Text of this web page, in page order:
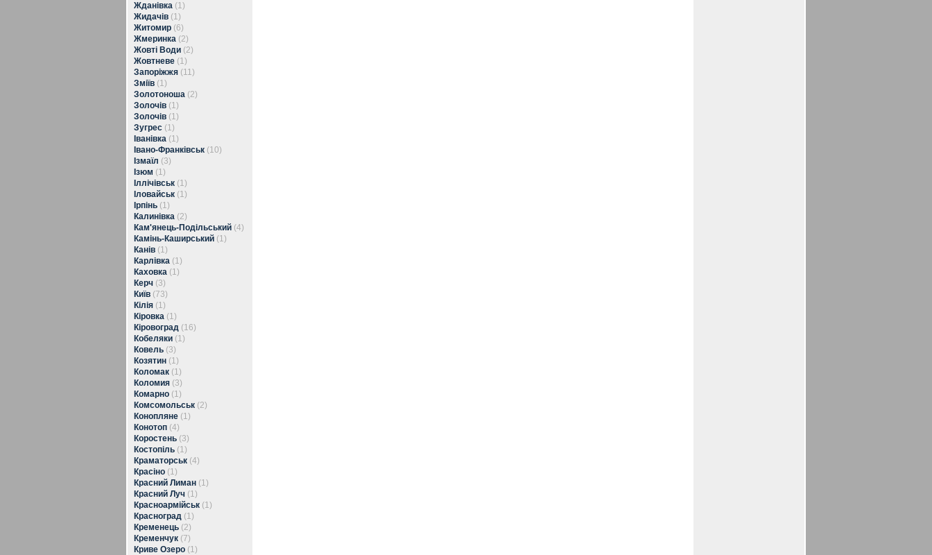
Жданівка (1)
Жидачів (1)
Житомир (6)
Жмеринка (2)
Жовті Води (2)
Жовтневе (1)
Запоріжжя (11)
Зміїв (1)
Золотоноша (2)
Золочів (1)
Золочів (1)
Зугрес (1)
Іванівка (1)
Івано-Франківськ (10)
Ізмаїл (3)
Ізюм (1)
Іллічівськ (1)
Іловайськ (1)
Ірпінь (1)
Калинівка (2)
Кам'янець-Подільський (4)
Камінь-Каширський (1)
Канів (1)
Карлівка (1)
Каховка (1)
Керч (3)
Київ (73)
Кілія (1)
Кіровка (1)
Кіровоград (16)
Кобеляки (1)
Ковель (3)
Козятин (1)
Коломак (1)
Коломия (3)
Комарно (1)
Комсомольськ (2)
Конопляне (1)
Конотоп (4)
Коростень (3)
Костопіль (1)
Краматорськ (4)
Красіно (1)
Красний Лиман (1)
Красний Луч (1)
Красноармійськ (1)
Красноград (1)
Кременець (2)
Кременчук (7)
Криве Озеро (1)